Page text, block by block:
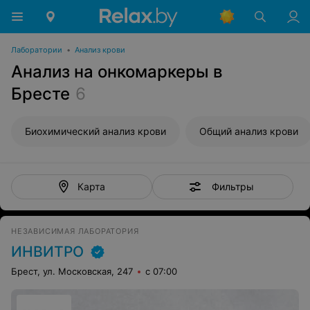
Лаборатории • Анализ крови
Анализ на онкомаркеры в
Бресте 6
Биохимический анализ крови Общий анализ крови
Карта Фильтры
НЕЗАВИСИМАЯ ЛАБОРАТОРИЯ
ИНВИТРО
Брест, ул. Московская, 247 с 07:00